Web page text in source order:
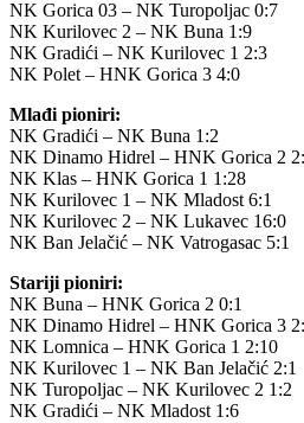
NK Gorica 03 – NK Turopoljac 0:7
NK Kurilovec 2 – NK Buna 1:9
NK Gradići – NK Kurilovec 1 2:3
NK Polet – HNK Gorica 3 4:0
Mlađi pioniri:
NK Gradići – NK Buna 1:2
NK Dinamo Hidrel – HNK Gorica 2
NK Klas – HNK Gorica 1 1:28
NK Kurilovec 1 – NK Mladost 6:1
NK Kurilovec 2 – NK Lukavec 16:0
NK Ban Jelačić – NK Vatrogasac 5:1
Stariji pioniri:
NK Buna – HNK Gorica 2 0:1
NK Dinamo Hidrel – HNK Gorica 3
NK Lomnica – HNK Gorica 1 2:10
NK Kurilovec 1 – NK Ban Jelačić 2:1
NK Turopoljac – NK Kurilovec 2 1:2
NK Gradići – NK Mladost 1:6